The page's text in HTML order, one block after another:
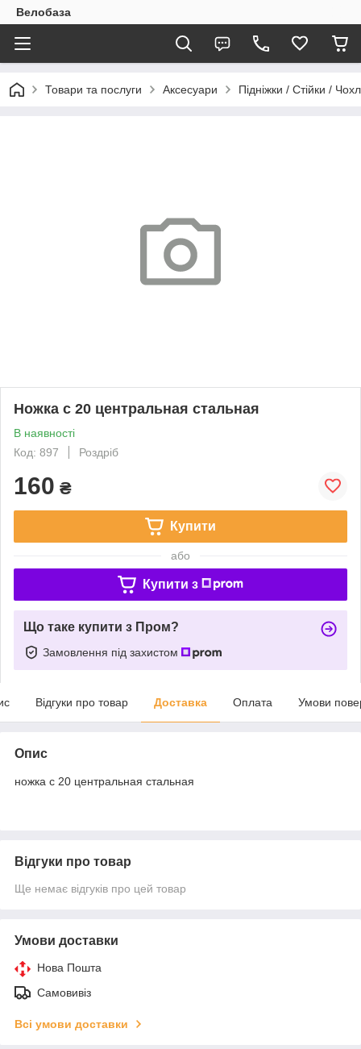
Велобаза
Товари та послуги Аксесуари Підніжки / Стійки /
Ножка с 20 центральная стальная
В наявності
Код: 897
Роздріб
160 ₴
Купити
або
Купити з
Що таке купити з Пром?
Замовлення під захистом
Відгуки про товар Доставка Оплата Умови
Опис
ножка с 20 центральная стальная
Відгуки про товар
Ще немає відгуків про цей товар
Умови доставки
Нова Пошта
Самовивіз
Всі умови доставки